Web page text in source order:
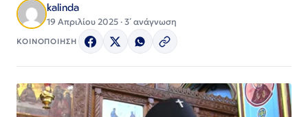
kalinda
19 Απριλίου 2025 · 3΄ ανάγνωση
ΚΟΙΝΟΠΟΙΗΣΗ